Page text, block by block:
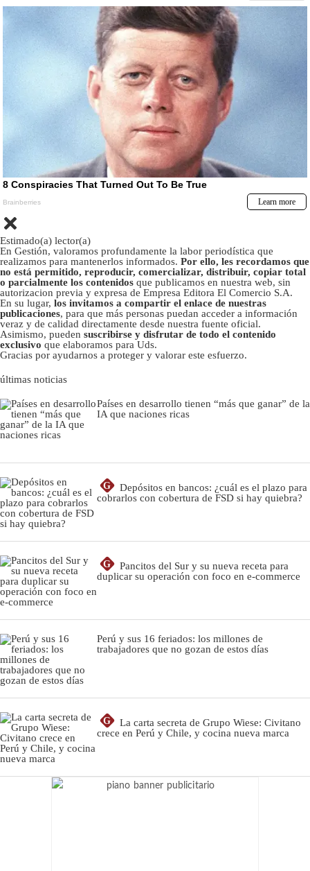
Estimado(a) lector(a)
En Gestión, valoramos profundamente la labor periodística que
realizamos para mantenerlos informados. Por ello, les recordamos que
no está permitido, reproducir, comercializar, distribuir, copiar total
o parcialmente los contenidos que publicamos en nuestra web, sin
autorizacion previa y expresa de Empresa Editora El Comercio S.A.
En su lugar, los invitamos a compartir el enlace de nuestras
publicaciones, para que más personas puedan acceder a información
veraz y de calidad directamente desde nuestra fuente oficial.
Asimismo, pueden suscribirse y disfrutar de todo el contenido
exclusivo que elaboramos para Uds.
Gracias por ayudarnos a proteger y valorar este esfuerzo.
últimas noticias
Países en desarrollo tienen “más que ganar” de la
IA que naciones ricas
G
Depósitos en bancos: ¿cuál es el plazo para
cobrarlos con cobertura de FSD si hay quiebra?
G
Pancitos del Sur y su nueva receta para
duplicar su operación con foco en e-commerce
Perú y sus 16 feriados: los millones de
trabajadores que no gozan de estos días
G
La carta secreta de Grupo Wiese: Civitano
crece en Perú y Chile, y cocina nueva marca